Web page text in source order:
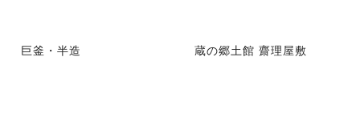
巨釜・半造 蔵の郷土館 齋理屋敷